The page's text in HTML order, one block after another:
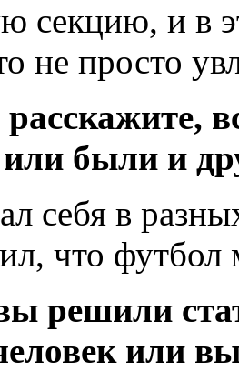
секцию, и в
не просто
были и
себя в
что футбол
решили
или